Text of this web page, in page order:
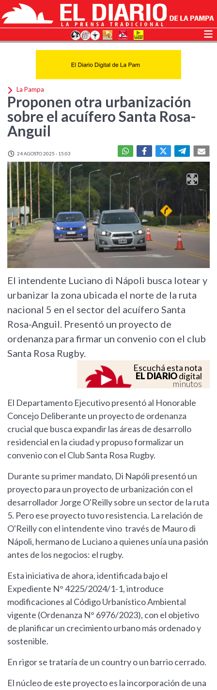
La Pampa
Proponen otra urbanización
sobre el acuífero Santa Rosa-
Anguil
24 AGOSTO 2025 - 15:03
El intendente Luciano di Nápoli busca lotear y
urbanizar la zona ubicada el norte de la ruta
nacional 5 en el sector del acuífero Santa
Rosa-Anguil. Presentó un proyecto de
ordenanza para firmar un convenio con el club
Santa Rosa Rugby.
Escuchá esta nota
EL DIARIOdigital
minutos
El Departamento Ejecutivo presentó al Honorable
Concejo Deliberante un proyecto de ordenanza
crucial que busca expandir las áreas de desarrollo
residencial en la ciudad y propuso formalizar un
convenio con el Club Santa Rosa Rugby.
Durante su primer mandato, Di Napóli presentó un
proyecto para un proyecto de urbanización con el
desarrollador Jorge O'Reilly sobre un sector de la ruta
5. Pero ese proyecto tuvo resistencia. La relación de
O'Reilly con el intendente vino través de Mauro di
Nápoli, hermano de Luciano a quienes unía una pasión
antes de los negocios: el rugby.
Esta iniciativa de ahora, identificada bajo el
Expediente N° 4225/2024/1-1, introduce
modificaciones al Código Urbanístico Ambiental
vigente (Ordenanza N° 6976/2023), con el objetivo
de planificar un crecimiento urbano más ordenado y
sostenible.
En rigor se trataría de un country o un barrio cerrado.
El núcleo de este proyecto es la incorporación de una